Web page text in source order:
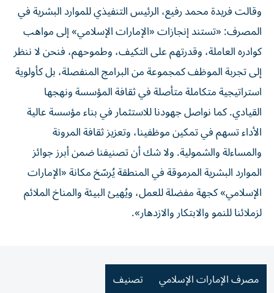
وقالت فريدة محمد رفيع، الرئيس التنفيذي للموارد البشرية في
المصرف: «تستند إنجازات «الإمارات الإسلامي» إلى مواهب
كوادره العاملة، وقدرتهم على التكيف، وطموحهم، فنحن لا ننظر
إلى تجربة الموظف كمجموعة من البرامج المنفصلة، بل كأولوية
استراتيجية متكاملة متأصلة في ثقافة المؤسسة ونهجها
القيادي. كما نواصل جهودنا للاستثمار في بناء مؤسسة عالية
الأداء تسهم في تمكين موظفينا، وتعزيز ثقافة المرونة
والمساءلة والشمولية. ولا شك أن تصنيفنا ضمن أبرز جوائز
الموارد البشرية المرموقة في المنطقة يُرسّخ مكانة «الإمارات
الإسلامي» كجهة مفضلة للعمل، ويُهيئ البيئة والمناخ الملائم
لزملائنا للنمو والابتكار والازدهار».
مصرف الإمارات الإسلامي تصنيف